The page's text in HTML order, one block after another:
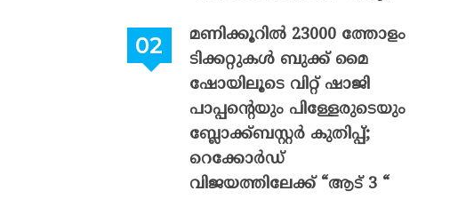
മണിക്കൂറിൽ 23000 ത്തോളം
ടിക്കറ്റുകൾ ബുക്ക് മൈ
ഷോയിലൂടെ വിറ്റ് ഷാജി
പാപ്പന്റെയും പിള്ളേരുടെയും
ബ്ലോക്ക്ബസ്റ്റർ കുതിപ്പ്;
റെക്കോർഡ്
വിജയത്തിലേക്ക് “ആട് 3 “